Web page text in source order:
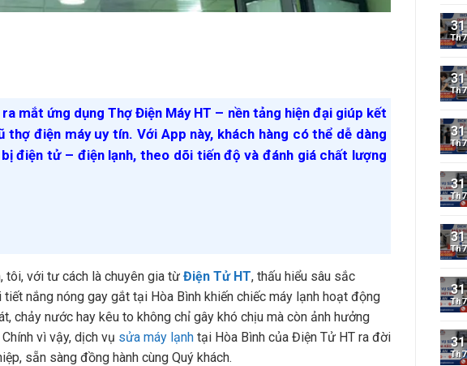
mắt ứng dụng Thợ Điện Máy HT – nền tảng hiện đại giúp kết
thợ điện máy uy tín. Với App này, khách hàng có thể dễ dàng
điện tử – điện lạnh, theo dõi tiến độ và đánh giá chất lượng
tôi, với tư cách là chuyên gia từ Điện Tử HT, thấu hiểu sâu sắc
nắng nóng gay gắt tại Hòa Bình khiến chiếc máy lạnh hoạt động
chảy nước hay kêu to không chỉ gây khó chịu mà còn ảnh hưởng
vì vậy, dịch vụ sửa máy lạnh tại Hòa Bình của Điện Tử HT ra đời
sẵn sàng đồng hành cùng Quý khách.
31
Th7
31
Th7
31
Th7
31
Th7
31
Th7
31
Th7
31
Th7